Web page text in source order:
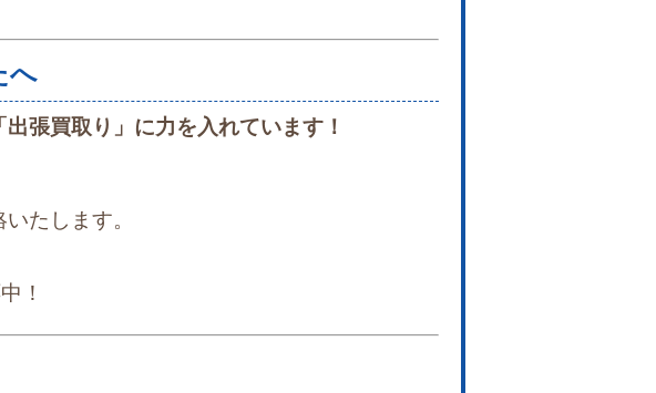
へ
張買取り」に力を入れています！
たします。
！